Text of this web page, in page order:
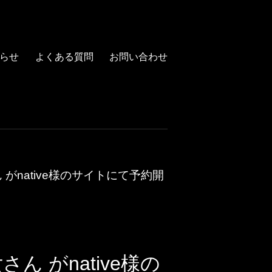
せ よくある質問 お問い合わせ
native様のサイトにて予約開
ん がnative様の